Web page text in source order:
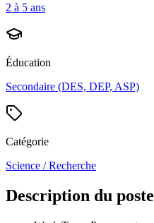
2 à 5 ans
Éducation
Secondaire (DES, DEP, ASP)
Catégorie
Science / Recherche
Description du poste